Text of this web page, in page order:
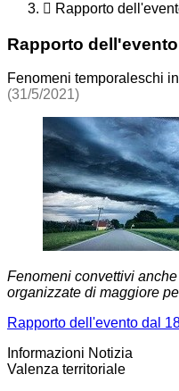
Rapporto
Rapporto
Fenomeni temporaleschi
(31/5/2021)
Fenomeni convettivi
organizzate di maggiore
Rapporto dell'evento dal
Informazioni Notizia
Valenza territoriale